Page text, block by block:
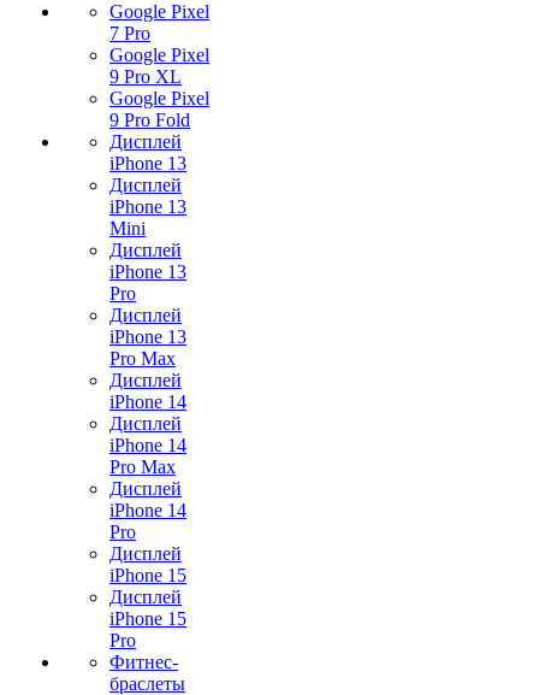
Google Pixel
7 Pro
Google Pixel
9 Pro XL
Google Pixel
9 Pro Fold
Дисплей
iPhone 13
Дисплей
iPhone 13
Mini
Дисплей
iPhone 13
Pro
Дисплей
iPhone 13
Pro Max
Дисплей
iPhone 14
Дисплей
iPhone 14
Pro Max
Дисплей
iPhone 14
Pro
Дисплей
iPhone 15
Дисплей
iPhone 15
Pro
Фитнес-
браслеты